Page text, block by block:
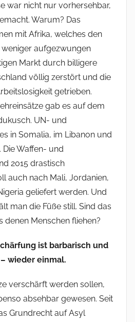
war nicht nur vorhersehbar,
Warum? Das
mit Afrika, welches den
aufgezwungen
Markt durch billigere
völlig zerstört und die
getrieben.
gab es auf dem
UN- und
in Somalia, im Libanon und
Waffen- und
2015 drastisch
auch nach Mali, Jordanien,
geliefert werden. Und
man die Füße still. Sind das
denen Menschen fliehen?
ist barbarisch und
wieder einmal.
verschärft werden sollen,
absehbar gewesen. Seit
Grundrecht auf Asyl